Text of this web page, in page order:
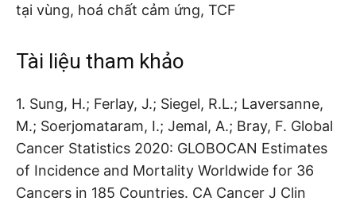
tại vùng, hoá chất cảm ứng, TCF
Tài liệu tham khảo
1. Sung, H.; Ferlay, J.; Siegel, R.L.; Laversanne,
M.; Soerjomataram, I.; Jemal, A.; Bray, F. Global
Cancer Statistics 2020: GLOBOCAN Estimates
of Incidence and Mortality Worldwide for 36
Cancers in 185 Countries. CA Cancer J Clin